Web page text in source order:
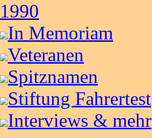
1990
In Memoriam
Veteranen
Spitznamen
Stiftung Fahrertest
Interviews & mehr